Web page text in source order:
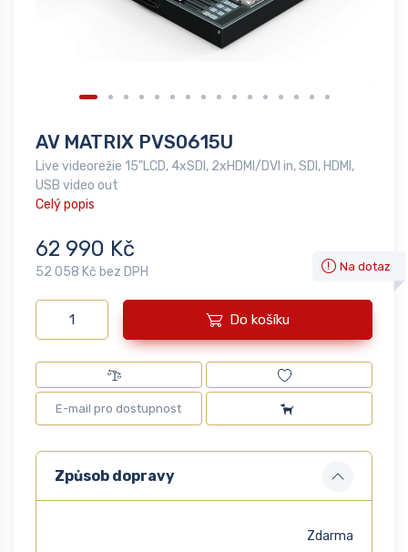
AV MATRIX PVS0615U
Live videorežie 15"LCD, 4xSDI, 2xHDMI/DVI in, SDI, HDMI,
USB video out
Celý popis
62 990 Kč
52 058 Kč bez DPH Na dotaz
Do košíku
Způsob dopravy
Zdarma